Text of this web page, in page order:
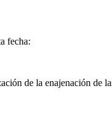
fecha:
de la enajenación de